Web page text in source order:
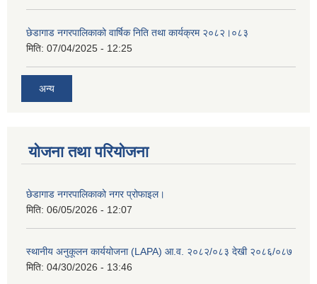
छेडागाड नगरपालिकाको वार्षिक निति तथा कार्यक्रम २०८२।०८३
मिति: 07/04/2025 - 12:25
अन्य
योजना तथा परियोजना
छेडागाड नगरपालिकाको नगर प्रोफाइल।
मिति: 06/05/2026 - 12:07
स्थानीय अनुकूलन कार्ययोजना (LAPA) आ.व. २०८२/०८३ देखी २०८६/०८७
मिति: 04/30/2026 - 13:46